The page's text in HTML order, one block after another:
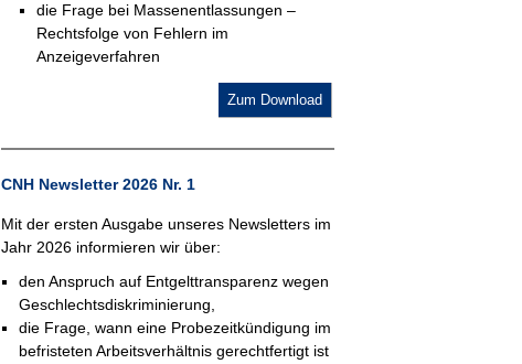
die Frage bei Massenentlassungen –
Rechtsfolge von Fehlern im
Anzeigeverfahren
Zum Download
CNH Newsletter 2026 Nr. 1
Mit der ersten Ausgabe unseres Newsletters im
Jahr 2026 informieren wir über:
den Anspruch auf Entgelttransparenz wegen
Geschlechtsdiskriminierung,
die Frage, wann eine Probezeitkündigung im
befristeten Arbeitsverhältnis gerechtfertigt ist